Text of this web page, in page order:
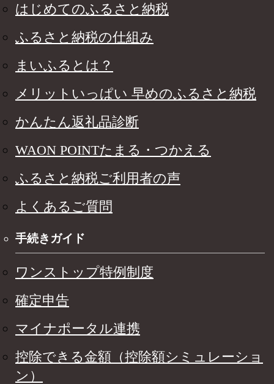
はじめてのふるさと納税
ふるさと納税の仕組み
まいふるとは？
メリットいっぱい 早めのふるさと納税
かんたん返礼品診断
WAON POINTたまる・つかえる
ふるさと納税ご利用者の声
よくあるご質問
手続きガイド
ワンストップ特例制度
確定申告
マイナポータル連携
控除できる金額（控除額シミュレーショ
ン）